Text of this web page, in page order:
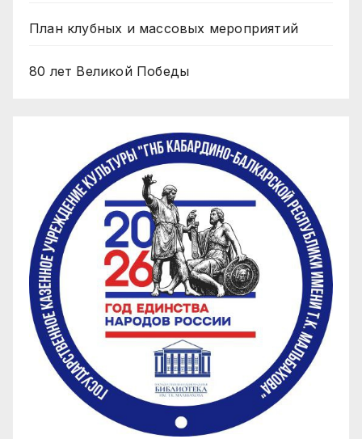
План клубных и массовых мероприятий
80 лет Великой Победы